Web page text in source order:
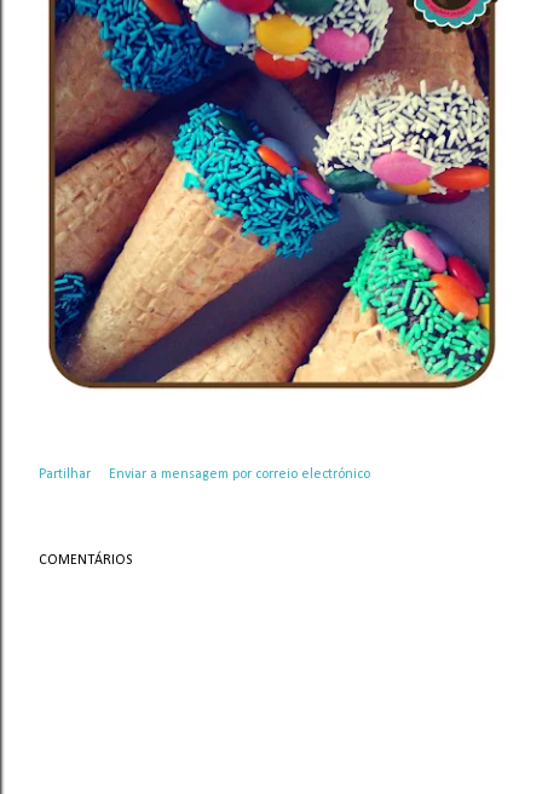
Partilhar Enviar a mensagem por correio electrónico
COMENTÁRIOS